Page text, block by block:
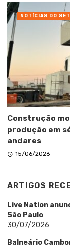
Construção
produção em
andares
15/06/2026
NOTÍCIAS DO
ARTIGOS
Live Nation
São Paulo
30/07/2026
Balneário